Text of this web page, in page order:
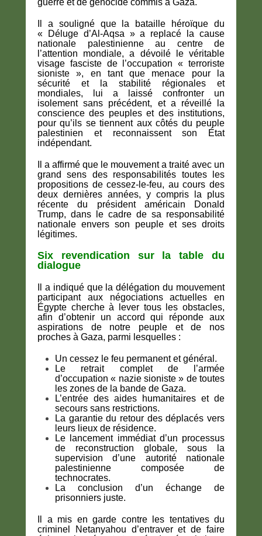
guerre et de génocide commis à Gaza.
Il a souligné que la
bataille héroïque du
« Déluge d’Al-Aqsa » a replacé
la cause
nationale palestinienne au centre de
l’attention mondiale, a dévoilé levéritable
visage fasciste de l’occupation
« terroriste
sioniste », en tant que menace pour la
sécurité et la stabilité régionales et
mondiales, lui a laissé confronter un
isolement sans précédent, et a réveillé la
conscience des peuples et des institutions,
pour qu’ils se tiennent aux côtés du peuple
palestinien et reconnaissent son
État
indépendant.
Il a affirmé que le mouvementa traité avec un
grand sens des responsabilités toutes les
propositions de cessez-le-feu, au cours des
deux dernières années, y compris
la plus
récente du président américain Donald
Trump, dans le cadre de sa responsabilité
nationale envers son peuple et ses droits
légitimes.
Six revendication sur la table du
dialogue
Il a indiqué que la délégation du mouvement
participant aux négociations actuelles en
Égypte cherche à lever tous les obstacles,
afin d’obtenir un accord qui réponde aux
aspirations de notre peuple et de nos
proches à Gaza, parmi lesquelles :
Un cessez le feu permanent et général.
Le retrait complet de
l’armée
d’occupation « nazie sioniste » de toutes
les zones de la bande de Gaza.
L’entrée des aides humanitaires et de
secours sans restrictions.
La garantie du retour des déplacés vers
leurs lieux de résidence.
Le lancement immédiat d’un processus
de reconstruction globale, sous la
supervision d’une autorité nationale
palestinienne composée de
technocrates.
La conclusion d’un échange de
prisonniers juste.
Il a mis en garde contre les tentatives du
criminel Netanyahou d’entraver et de faire